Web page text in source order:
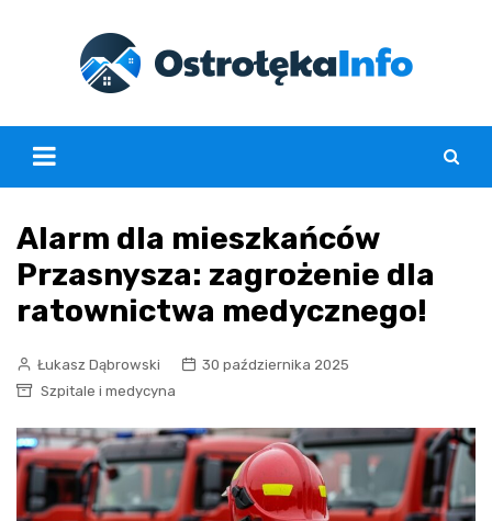
Alarm dla mieszkańców
Przasnysza: zagrożenie dla
ratownictwa medycznego!
Łukasz Dąbrowski
30 października 2025
Szpitale i medycyna